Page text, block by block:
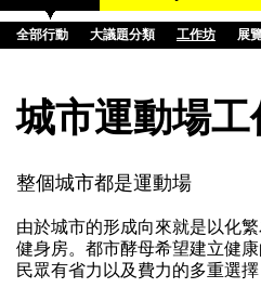
全部行動 大議題分類 工作坊 展
城市運動場工
整個城市都是運動場
由於城市的形成向來就是以化
健身房。都市酵母希望建立健
民眾有省力以及費力的多重選